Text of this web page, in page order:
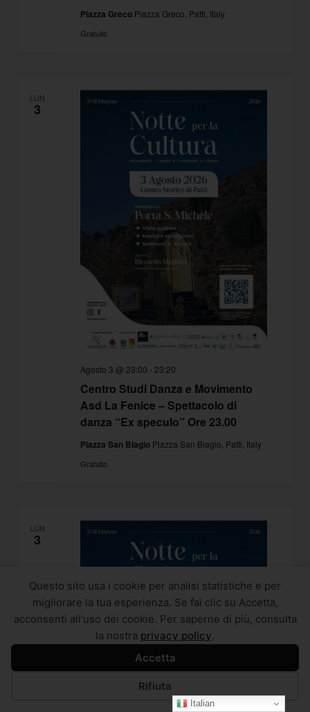
Piazza Greco Piazza Greco, Patti, Italy
Gratuito
LUN
3
Centro Studi Danza e Movimento
Asd La Fenice – Spettacolo di
danza “Ex speculo” Ore 23.00
Agosto 3 @ 23:00 - 23:20
Piazza San Biagio Piazza San Biagio, Patti, Italy
Gratuito
LUN
3
Italian
Questo sito usa i cookie per analisi statistiche e per
migliorare la tua esperienza. Se fai clic su Accetta,
acconsenti all'uso dei cookie. Per saperne di più, consulta
la nostra privacy policy.
Accetta
Rifiuta